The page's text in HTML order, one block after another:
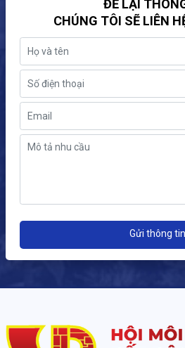
ĐỂ LẠI
CHÚNG TÔI SẼ LIÊN
Gửi thông tin